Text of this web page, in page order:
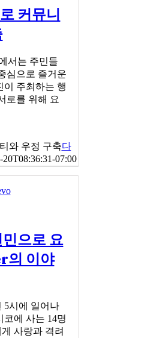
커뮤니
서는 주민들
심으로 즐거운
이 주최하는 행
로를 위해 요
와 우정 구축다
20T08:36:31-07:00
으로 요
의 이야
5시에 일어나
코에 사는 14명
사랑과 격려